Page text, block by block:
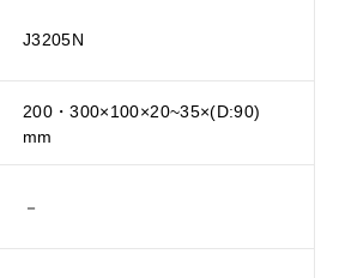
J3205N
200・300×100×20~35×(D:90)
mm
－